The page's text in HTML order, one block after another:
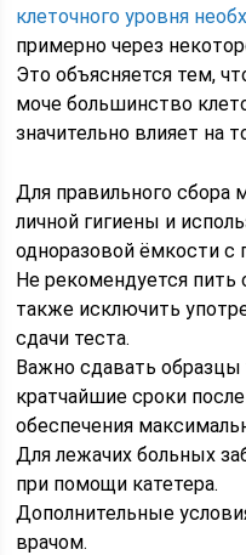
клеточного уровня
примерно через
Это объясняется тем,
моче большинство
значительно влияет на
Для правильного сбора
личной гигиены и
одноразовой ёмкости
Не рекомендуется
также исключить
сдачи теста.
Важно сдавать
кратчайшие сроки
обеспечения
Для лежачих больных
при помощи катетера.
Дополнительные
врачом.